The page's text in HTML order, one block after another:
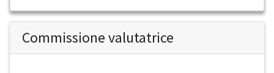
Commissione valutatrice